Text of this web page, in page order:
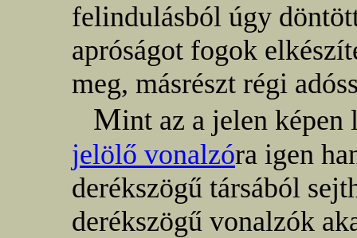
felindulásból úgy
apróságot fogok
meg, másrészt régi
Mint az a jelen
jelölő vonalzóra igen
derékszögű társából
derékszögű vonalzók